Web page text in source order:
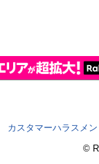
カスタマーハラスメ
©